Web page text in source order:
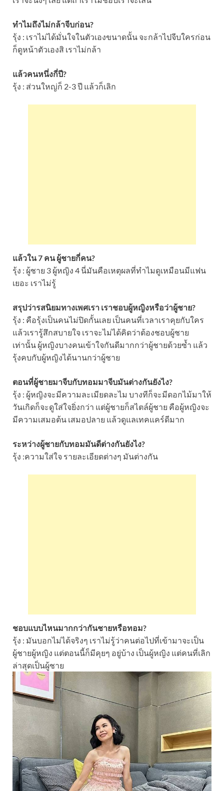
ทำไมถึงไม่กล้าจีบก่อน?
รุ้ง : เราไม่ได้มั่นใจในตัวเองขนาดนั้น จะกล้าไปจีบใครก่อน
ก็ดูหน้าตัวเองสิ เราไม่กล้า
แล้วคนหนึ่งกี่ปี?
รุ้ง : ส่วนใหญ่ก็ 2-3 ปี แล้วก็เลิก
แล้วใน 7 คน ผู้ชายกี่คน?
รุ้ง : ผู้ชาย 3 ผู้หญิง 4 นี่มันคือเหตุผลที่ทำไมดูเหมือนมีแฟน
เยอะ เราไม่รู้
สรุปว่ารสนิยมทางเพศเรา เราชอบผู้หญิงหรือว่าผู้ชาย?
รุ้ง : คือรุ้งเป็นคนไม่ปิดกั้นเลย เป็นคนที่เวลาเราคุยกับใคร
แล้วเรารู้สึกสบายใจ เราจะไม่ได้คิดว่าต้องชอบผู้ชาย
เท่านั้น ผู้หญิงบางคนเข้าใจกันดีมากกว่าผู้ชายด้วยซ้ำ แล้ว
รุ้งคบกับผู้หญิงได้นานกว่าผู้ชาย
ตอนที่ผู้ชายมาจีบกับทอมมาจีบมันต่างกันยังไง?
รุ้ง : ผู้หญิงจะมีความละเมียดละไม บางทีก็จะมีดอกไม้มาให้
วันเกิดก็จะดูใส่ใจยิ่งกว่า แต่ผู้ชายก็สไตล์ผู้ชาย คือผู้หญิงจะ
มีความเสมอต้น เสมอปลาย แล้วดูแลเทคแคร์ดีมาก
ระหว่างผู้ชายกับทอมมันดีต่างกันยังไง?
รุ้ง :ความใส่ใจ รายละเอียดต่างๆ มันต่างกัน
ชอบแบบไหนมากกว่ากันชายหรือทอม?
รุ้ง : มันบอกไม่ได้จริงๆ เราไม่รู้ว่าคนต่อไปที่เข้ามาจะเป็น
ผู้ชายผู้หญิง แต่ตอนนี้ก็มีคุยๆ อยู่บ้าง เป็นผู้หญิง แต่คนที่เลิก
ล่าสุดเป็นผู้ชาย